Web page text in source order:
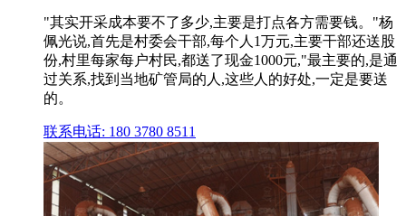
"其实开采成本要不了多少,主要是打点各方需要钱。"杨
佩光说,首先是村委会干部,每个人1万元,主要干部还送股
份,村里每家每户村民,都送了现金1000元,"最主要的,是通
过关系,找到当地矿管局的人,这些人的好处,一定是要送
的。
联系电话: 180 3780 8511